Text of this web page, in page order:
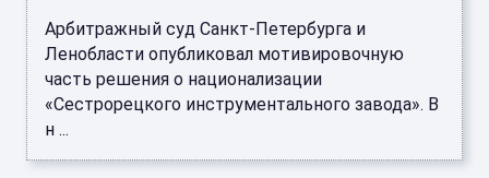
Арбитражный cуд Санкт-Петербурга и
Ленобласти опубликовал мотивировочную
часть решения о национализации
«Сестрорецкого инструментального завода». В
н ...